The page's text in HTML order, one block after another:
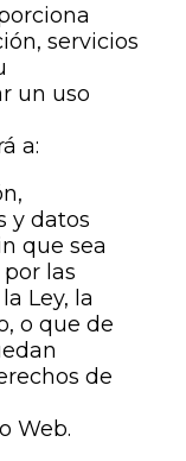
servicios
un uso
a:
y datos
que sea
las
Ley, la
o que de
de
Web.